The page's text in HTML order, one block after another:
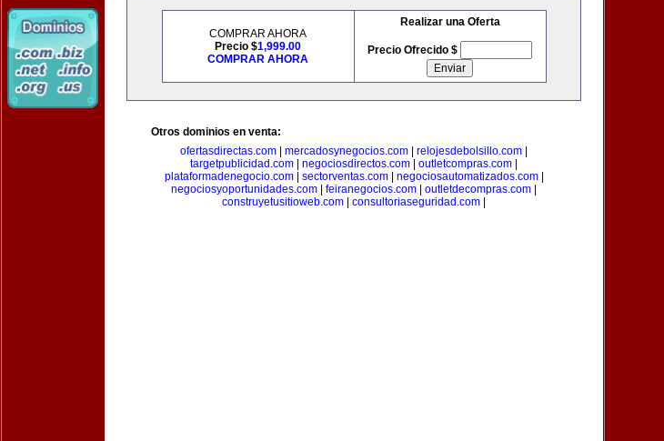
COMPRAR AHORA
Precio $1,999.00
COMPRAR AHORA
Realizar una Oferta
Precio Ofrecido $
Otros dominios en venta:
ofertasdirectas.com
mercadosynegocios.com relojesdebolsillo.com
targetpublicidad.com
negociosdirectos.com outletcompras.com
plataformadenegocio.com| sectorventas.com| negociosautomatizados.com|
negociosyoportunidades.com
feiranegocios.com outletdecompras.com
construyetusitioweb.com
consultoriaseguridad.com